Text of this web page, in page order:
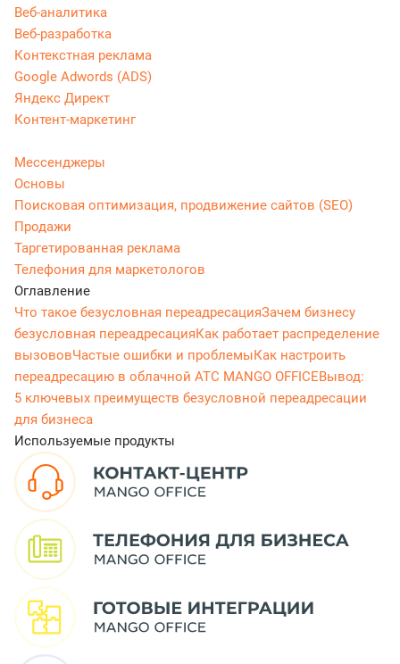
Веб-аналитика
Веб-разработка
Контекстная реклама
Google Adwords (ADS)
Яндекс Директ
Контент-маркетинг
Мессенджеры
Основы
Поисковая оптимизация, продвижение сайтов (SEO)
Продажи
Таргетированная реклама
Телефония для маркетологов
Оглавление
Что такое безусловная переадресацияЗачем бизнесу
безусловная переадресацияКак работает распределение
вызововЧастые ошибки и проблемыКак настроить
переадресацию в облачной АТС MANGO OFFICEВывод:
5 ключевых преимуществ безусловной переадресации
для бизнеса
Используемые продукты